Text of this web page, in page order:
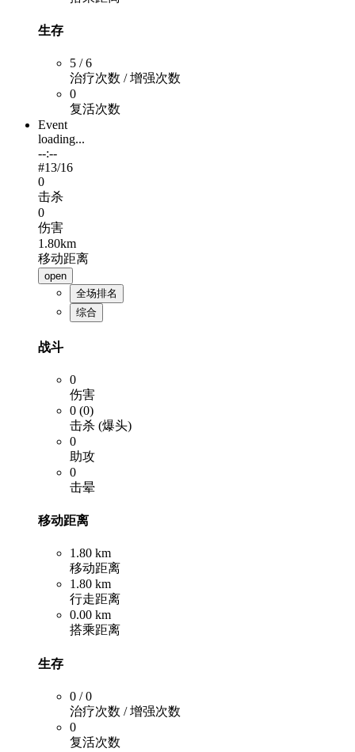
生存
5 / 6
治疗次数 / 增强次数
0
复活次数
Event
loading...
--:--
#13/16
0
击杀
0
伤害
1.80km
移动距离
open
全场排名
综合
战斗
0
伤害
0 (0)
击杀 (爆头)
0
助攻
0
击晕
移动距离
1.80 km
移动距离
1.80 km
行走距离
0.00 km
搭乘距离
生存
0 / 0
治疗次数 / 增强次数
0
复活次数